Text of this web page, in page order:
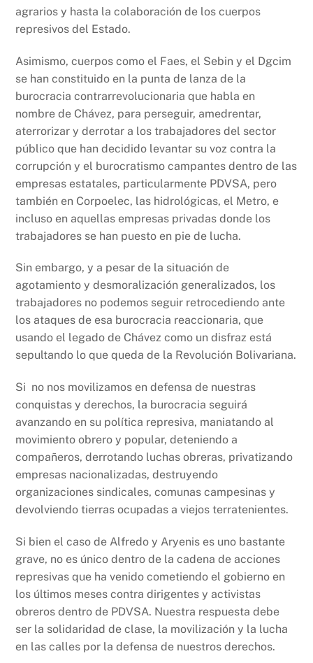
agrarios y hasta la colaboración de los cuerpos
represivos del Estado.
Asimismo, cuerpos como el Faes, el Sebin y el Dgcim
se han constituido en la punta de lanza de la
burocracia contrarrevolucionaria que habla en
nombre de Chávez, para perseguir, amedrentar,
aterrorizar y derrotar a los trabajadores del sector
público que han decidido levantar su voz contra la
corrupción y el burocratismo campantes dentro de las
empresas estatales, particularmente PDVSA, pero
también en Corpoelec, las hidrológicas, el Metro, e
incluso en aquellas empresas privadas donde los
trabajadores se han puesto en pie de lucha.
Sin embargo, y a pesar de la situación de
agotamiento y desmoralización generalizados, los
trabajadores no podemos seguir retrocediendo ante
los ataques de esa burocracia reaccionaria, que
usando el legado de Chávez como un disfraz está
sepultando lo que queda de la Revolución Bolivariana.
Si no nos movilizamos en defensa de nuestras
conquistas y derechos, la burocracia seguirá
avanzando en su política represiva, maniatando al
movimiento obrero y popular, deteniendo a
compañeros, derrotando luchas obreras, privatizando
empresas nacionalizadas, destruyendo
organizaciones sindicales, comunas campesinas y
devolviendo tierras ocupadas a viejos terratenientes.
Si bien el caso de Alfredo y Aryenis es uno bastante
grave, no es único dentro de la cadena de acciones
represivas que ha venido cometiendo el gobierno en
los últimos meses contra dirigentes y activistas
obreros dentro de PDVSA. Nuestra respuesta debe
ser la solidaridad de clase, la movilización y la lucha
en las calles por la defensa de nuestros derechos.